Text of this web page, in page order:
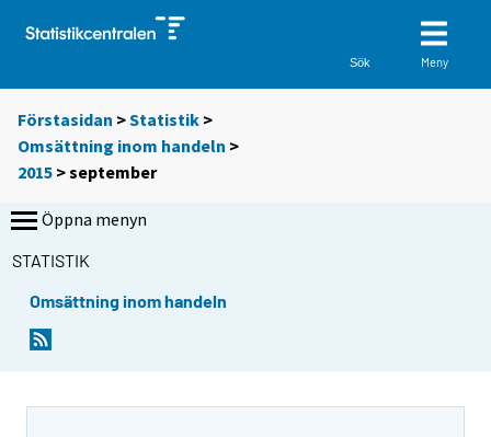
Sök Meny
Förstasidan >Statistik >
Omsättning inom handeln >
2015 >september
Öppna menyn
STATISTIK
Omsättning inom handeln